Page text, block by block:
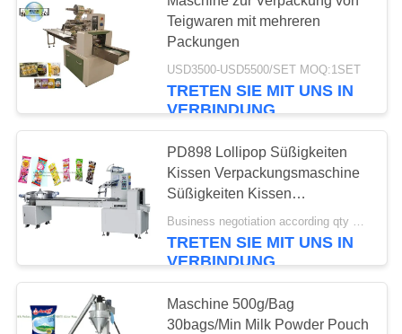
MIT
UNS
IN
VERBINDUNG
NACHRICHTEN
FORDERN
EIN
ZITAT
Gummiartige
Fertigungsstraße
Bonbonfertigungsstraße
Teigwaren mit mehreren
Packungen
USD3500-USD5500/SET MOQ:1SET
TRETEN SIE MIT UNS IN
VERBINDUNG
PD898 Lollipop Süßigkeiten
Kissen Verpackungsmaschine
Süßigkeiten Kissen
Verpackungsmaschine
Business negotiation according qty MOQ:1 Satz
TRETEN SIE MIT UNS IN
VERBINDUNG
Maschine 500g/Bag
30bags/Min Milk Powder Pouch